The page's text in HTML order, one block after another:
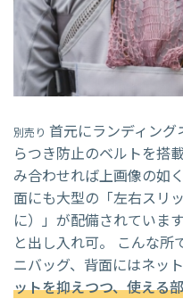
別売り 首元にランディン
らつき防止のベルトを搭
み合わせれば上画像の如
面にも大型の「左右スリ
に）」が配備されていま
と出し入れ可。 こんな所
ニバッグ、背面にはネッ
ットを抑えつつ、使える